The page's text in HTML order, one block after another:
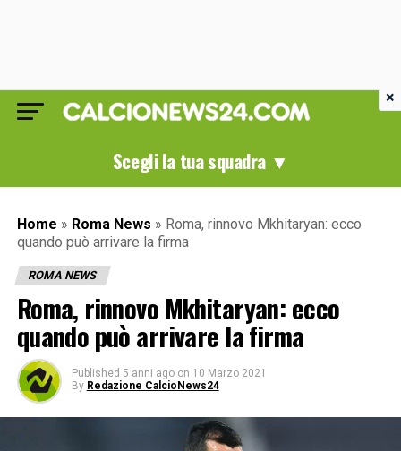
Scegli la tua squadra ▼
Home » Roma News » Roma, rinnovo Mkhitaryan: ecco
quando può arrivare la firma
ROMA NEWS
Roma, rinnovo Mkhitaryan: ecco
quando può arrivare la firma
Published 5 anni ago on 10 Marzo 2021
By Redazione CalcioNews24
×